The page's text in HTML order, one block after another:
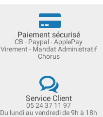
Paiement sécurisé
CB - Paypal - ApplePay
Virement - Mandat Administratif
Chorus
Service Client
05 24 37 11 97
Du lundi au vendredi de 9h à 18h